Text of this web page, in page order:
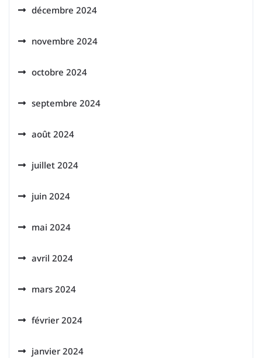
décembre 2024
novembre 2024
octobre 2024
septembre 2024
août 2024
juillet 2024
juin 2024
mai 2024
avril 2024
mars 2024
février 2024
janvier 2024